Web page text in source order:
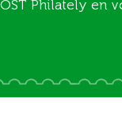
Philately en